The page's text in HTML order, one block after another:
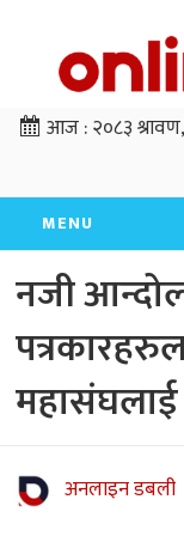
आज :२०८३
MENU
नजी
महासंघलाई
अनलाइन डबली